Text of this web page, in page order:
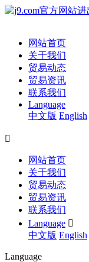
网站首页
关于我们
贸易动态
贸易资讯
联系我们
Language
中文版 English

网站首页
关于我们
贸易动态
贸易资讯
联系我们
Language 
中文版 English
Language